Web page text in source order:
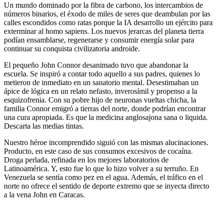
Un mundo dominado por la fibra de carbono, los intercambios de
números binarios, el éxodo de miles de seres que deambulan por las
calles escondidos como ratas porque la IA desarrollo un ejército para
exterminar al homo sapiens. Los nuevos jerarcas del planeta tierra
podían ensamblarse, regenerarse y consumir energía solar para
continuar su conquista civilizatoria androide.
El pequeño John Connor desanimado tuvo que abandonar la
escuela. Se inspiró a contar todo aquello a sus padres, quienes lo
metieron de inmediato en un sanatorio mental. Desestimaban un
ápice de lógica en un relato nefasto, inverosímil y propenso a la
esquizofrenia. Con su pobre hijo de neuronas vueltas chicha, la
familia Connor emigró a tierras del norte, donde podrían encontrar
una cura apropiada. Es que la medicina anglosajona sana o liquida.
Descarta las medias tintas.
Nuestro héroe incomprendido siguió con las mismas alucinaciones.
Producto, en este caso de sus consumos excesivos de cocaína.
Droga perlada, refinada en los mejores laboratorios de
Latinoamérica. Y, esto fue lo que lo hizo volver a su terruño. En
Venezuela se sentía como pez en el agua. Además, el tráfico en el
norte no ofrece el sentido de deporte extremo que se inyecta directo
a la vena John en Caracas.